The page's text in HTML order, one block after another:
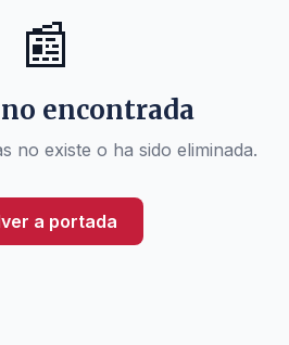
📰
encontrada
no existe o ha sido eliminada.
a portada